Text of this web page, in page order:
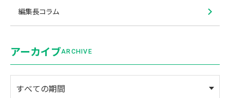
編集長コラム
アーカイブARCHIVE